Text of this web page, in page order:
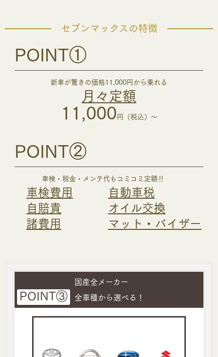
セブンマックスの特徴
POINT①
新車が驚きの価格11,000円から乗れる
月々定額
11,000 円（税込）～
POINT②
車検・税金・メンテ代もコミコミ定額‼
車検費用
自動車税
自賠責
オイル交換
諸費用
マット・バイザー
POINT③
国産全メーカー
全車種から選べる！